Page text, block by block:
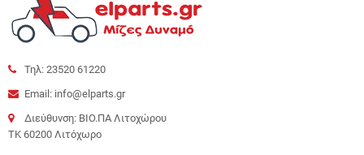
Τηλ: 23520 61220
Email: info@elparts.gr
Διεύθυνση: ΒΙΟ.ΠΑ Λιτοχώρου
ΤΚ 60200 Λιτόχωρο